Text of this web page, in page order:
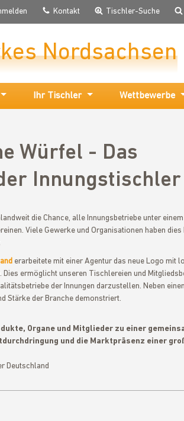
Nordsachsen
Kontakt Tischler-Suche
Ihr Tischler Wettbewerbe
Würfel - Das
Innungstischler
die Chance, alle Innungsbetriebe unter
Viele Gewerke und Organisationen haben
erarbeitete mit einer Agentur das neue Logo mit
ermöglicht unseren Tischlereien und
der Innungen darzustellen. Neben
Stärke der Branche demonstriert.
Organe und Mitglieder zu einer
und die Marktpräsenz einer
Deutschland